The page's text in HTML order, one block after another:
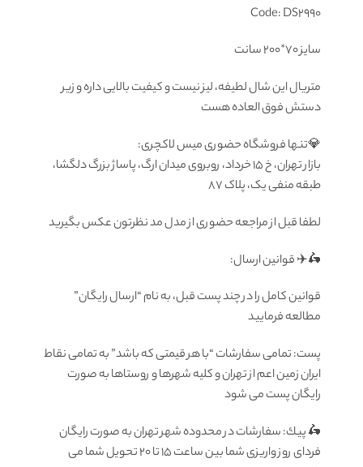
سايز ۷۰*۲۰۰ سانت
متریال این شال لطیفه، لیز نیست و کیفیت بالایی داره و زیر
دستش فوق العاده هست
💎تنها فروشگاه حضوری میس لاکچری:
بازار تهران، خ ۱۵ خرداد، روبروی میدان ارگ، پاساژ بزرگ دلگشا،
طبقه منفی یک، پلاک ۸۷
لطفا قبل از مراجعه حضوری از مدل مد نظرتون عكس بگيريد
🛵✈️ قوانين ارسال:
قوانین کامل را در چند پست قبل، به نام “ارسال رایگان”
مطالعه فرمایید
پست: تمامى سفارشات “با هر قيمتى كه باشد” به تمامى نقاط
ايران زمين اعم از تهران و كليه شهرها و روستاها به صورت
رايگان پست می شود
🛵 پيك: سفارشات در محدوده شهر تهران به صورت رايگان
فرداى روز واريزى شما بين ساعت ۱۵ تا ٢٠ تحويل شما مى